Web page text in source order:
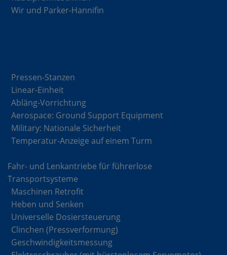
Wir und Parker-Hannifin
Pressen-Stanzen
Linear-Einheit
Abläng-Vorrichtung
Aerospace: Ground Support Equipment
Military: Nationale Sicherheit
Temperatur-Anzeige auf einem Turm
Fahr- und Lenkantriebe für führerlose
Transportsysteme
Maschinen Retrofit
Heben und Senken
Universelle Dosiersteuerung
Clinchen (Pressverformung)
Geschwindigkeitsmessung